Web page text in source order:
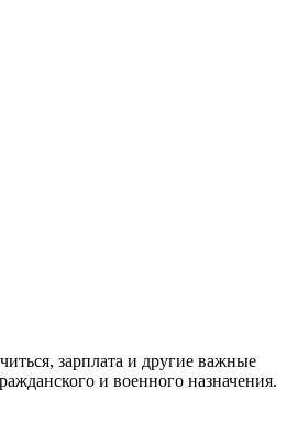
зарплата и другие важные
и военного назначения.